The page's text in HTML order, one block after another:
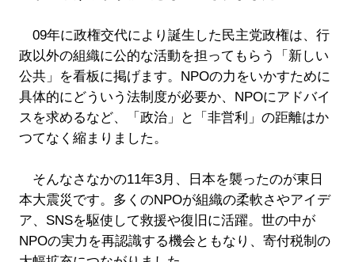
09年に政権交代により誕生した民主党政権は、行
政以外の組織に公的な活動を担ってもらう「新しい
公共」を看板に掲げます。NPOの力をいかすために
具体的にどういう法制度が必要か、NPOにアドバイ
スを求めるなど、「政治」と「非営利」の距離はか
つてなく縮まりました。
そんなさなかの11年3月、日本を襲ったのが東日
本大震災です。多くのNPOが組織の柔軟さやアイデ
ア、SNSを駆使して救援や復旧に活躍。世の中が
NPOの実力を再認識する機会ともなり、寄付税制の